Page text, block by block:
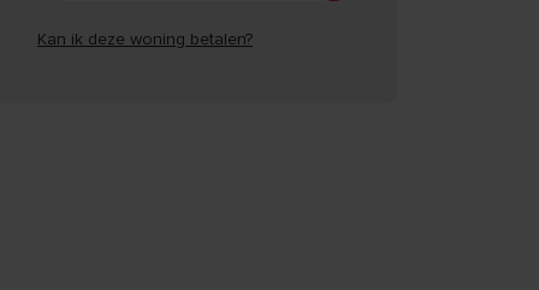
Kan ik deze woning betalen?